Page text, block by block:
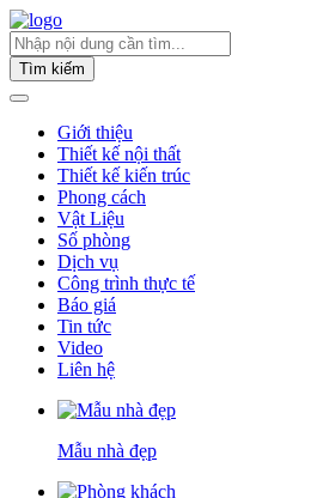
Tìm kiếm
Giới thiệu
Thiết kế nội thất
Thiết kế kiến trúc
Phong cách
Vật Liệu
Số phòng
Dịch vụ
Công trình thực tế
Báo giá
Tin tức
Video
Liên hệ
Mẫu nhà đẹp